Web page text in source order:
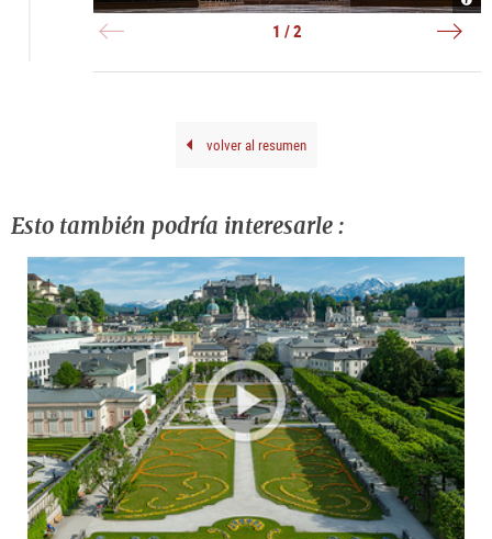
||
1 / 2
volver al resumen
Esto también podría interesarle :